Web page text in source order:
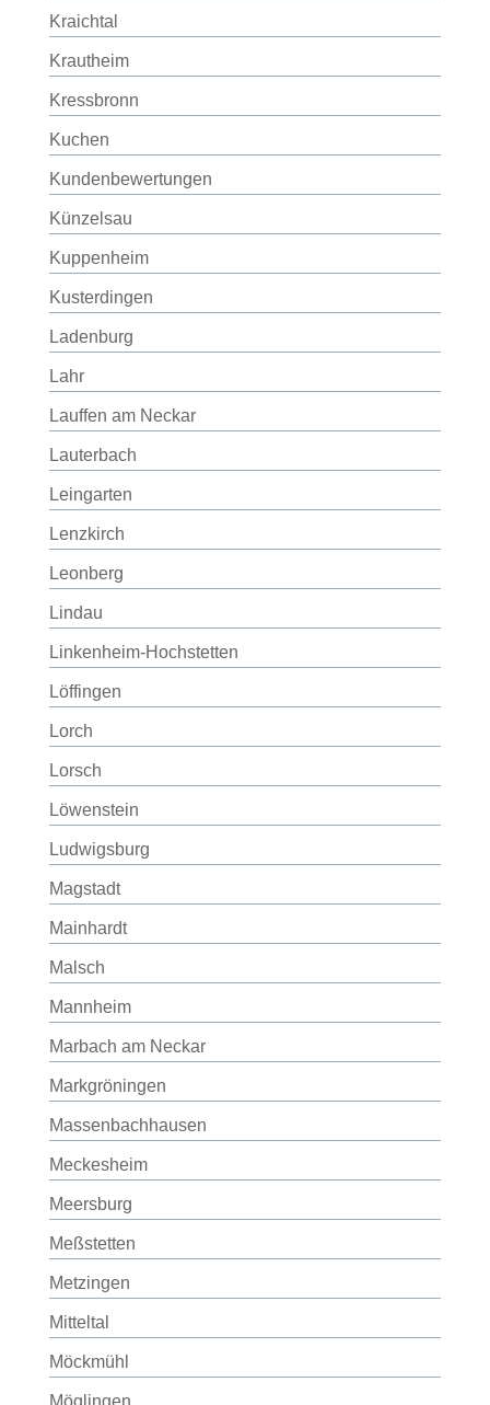
Kraichtal
Krautheim
Kressbronn
Kuchen
Kundenbewertungen
Künzelsau
Kuppenheim
Kusterdingen
Ladenburg
Lahr
Lauffen am Neckar
Lauterbach
Leingarten
Lenzkirch
Leonberg
Lindau
Linkenheim-Hochstetten
Löffingen
Lorch
Lorsch
Löwenstein
Ludwigsburg
Magstadt
Mainhardt
Malsch
Mannheim
Marbach am Neckar
Markgröningen
Massenbachhausen
Meckesheim
Meersburg
Meßstetten
Metzingen
Mitteltal
Möckmühl
Möglingen